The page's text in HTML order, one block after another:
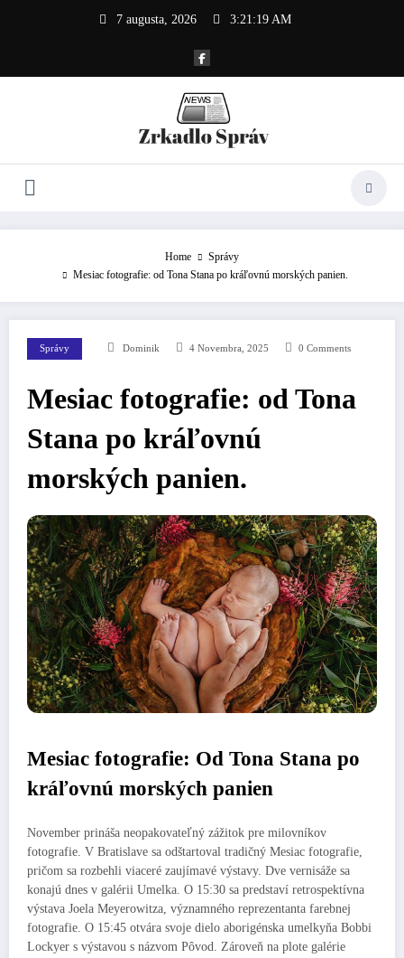
7 augusta, 2026 3:21:20 AM
Home
Správy
Mesiac fotografie: od Tona Stana po kráľovnú morských panien.
Správy Dominik 4 Novembra, 2025 0 Comments
Mesiac fotografie: od Tona
Stana po kráľovnú
morských panien.
Mesiac fotografie: Od Tona Stana po
kráľovnú morských panien
November prináša neopakovateľný zážitok pre milovníkov
fotografie. V Bratislave sa odštartoval tradičný Mesiac fotografie,
pričom sa rozbehli viaceré zaujímavé výstavy. Dve vernisáže sa
konajú dnes v galérii Umelka. O 15:30 sa predstaví retrospektívna
výstava Joela Meyerowitza, významného reprezentanta farebnej
fotografie. O 15:45 otvára svoje dielo aborigénska umelkyňa Bobbi
Lockyer s výstavou s názvom Pôvod. Zároveň na plote galérie